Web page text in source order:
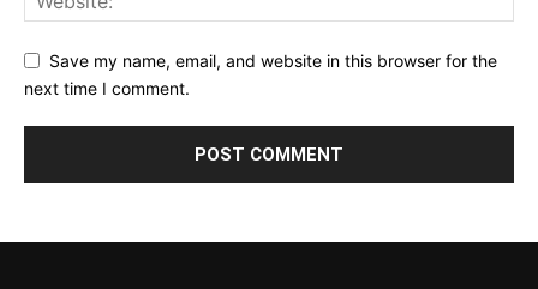
Save my name, email, and website in this browser for the
next time I comment.